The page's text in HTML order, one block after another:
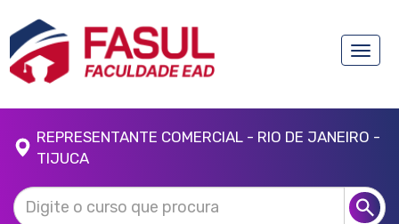
Toggle
REPRESENTANTE COMERCIAL - RIO DE JANEIRO -
TIJUCA